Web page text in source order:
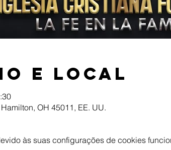
e local
OH 45011, EE. UU.
às suas configurações de cookies